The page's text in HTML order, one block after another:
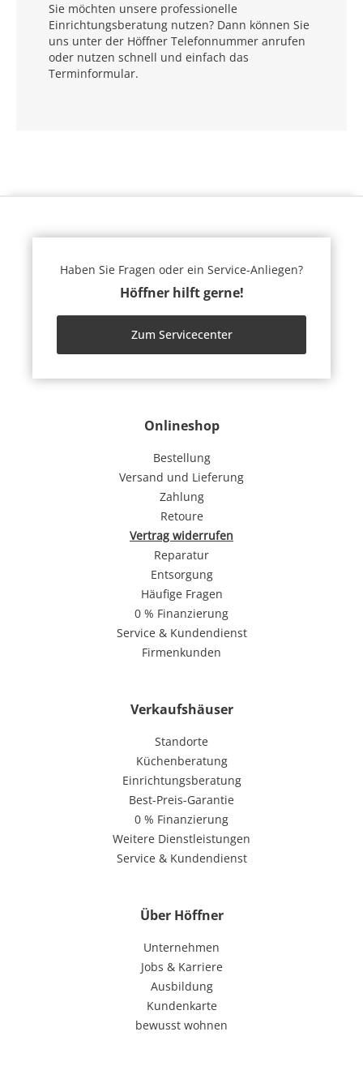
Sie möchten unsere professionelle
Einrichtungsberatung nutzen? Dann können Sie
uns unter der Höffner Telefonnummer anrufen
oder nutzen schnell und einfach das
Terminformular.
Onlineshop
Bestellung
Versand und Lieferung
Zahlung
Retoure
Vertrag widerrufen
Reparatur
Entsorgung
Häufige Fragen
0 % Finanzierung
Service & Kundendienst
Firmenkunden
Verkaufshäuser
Standorte
Küchenberatung
Einrichtungsberatung
Best-Preis-Garantie
0 % Finanzierung
Weitere Dienstleistungen
Service & Kundendienst
Über Höffner
Unternehmen
Jobs & Karriere
Ausbildung
Kundenkarte
bewusst wohnen
Haben Sie Fragen oder ein Service-Anliegen?
Höffner hilft gerne!
Zum Servicecenter